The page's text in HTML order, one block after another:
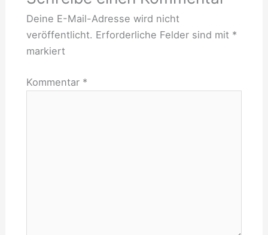
Deine E-Mail-Adresse wird nicht
veröffentlicht. Erforderliche Felder sind mit *
markiert
Kommentar *